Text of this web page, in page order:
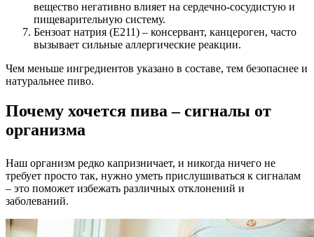
вещество негативно влияет на сердечно-сосудистую и
пищеварительную систему.
Бензоат натрия (E211) – консервант, канцероген, часто
вызывает сильные аллергические реакции.
Чем меньше ингредиентов указано в составе, тем безопаснее и
натуральнее пиво.
Почему хочется пива – сигналы от
организма
Наш организм редко капризничает, и никогда ничего не
требует просто так, нужно уметь прислушиваться к сигналам
– это поможет избежать различных отклонений и
заболеваний.